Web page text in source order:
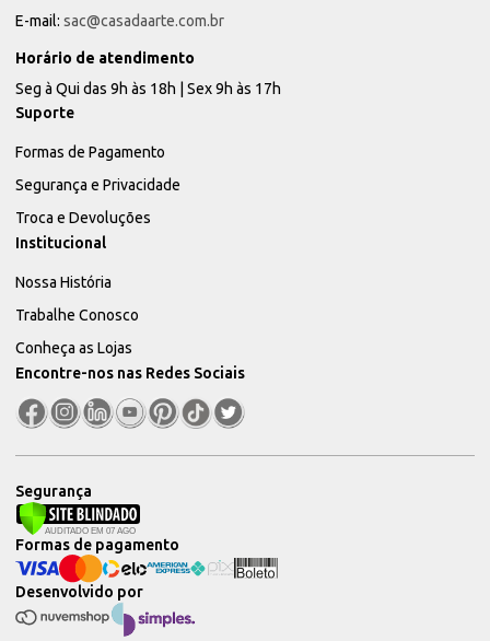
E-mail: sac@casadaarte.com.br
Horário de atendimento
Seg à Qui das 9h às 18h | Sex 9h às 17h
Suporte
Formas de Pagamento
Segurança e Privacidade
Troca e Devoluções
Institucional
Nossa História
Trabalhe Conosco
Conheça as Lojas
Encontre-nos nas Redes Sociais
Segurança
Desenvolvido por
Formas de pagamento